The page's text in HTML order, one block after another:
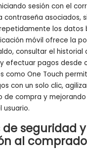
sesión con el
contraseña asociados,
los datos
móvil ofrece la
consultar el historial
efectuar pagos desde
como One Touch
con un solo clic,
de compra y mejorando
usuario.
seguridad y
al